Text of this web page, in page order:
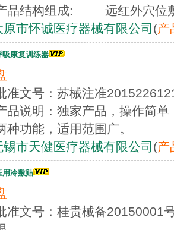
品结构组成: 远红外穴位
原市怀诚医疗器械有限公司 (产
吸康复训练器
准文号：苏械注准
品说明：独家产品，操作简
种功能，适用范围广。
锡市天健医疗器械有限公司 (产
用冷敷贴
准文号：桂贵械备20150001